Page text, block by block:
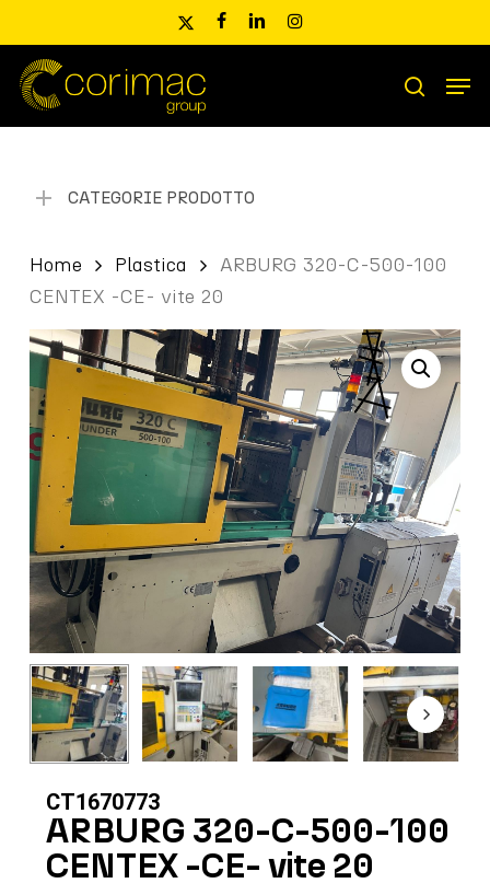
main
content
x-
facebooklinkedininstagram
Ricerca
prodotti
search
CATEGORIE PRODOTTO
Home Plastica
ARBURG 320-C-500-100
CENTEX -CE- vite 20
CT1670773
ARBURG 320-C-500-100
CENTEX -CE- vite 20